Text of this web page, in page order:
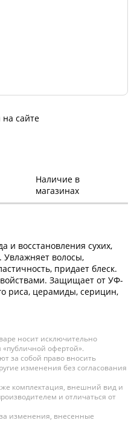
сайте
Наличие в
магазинах
и восстановления сухих,
Увлажняет волосы,
придает блеск.
Защищает от УФ-
риса, церамиды, серицин,
носит исключительно
офертой».
за собой право вносить
изменения без согласования
комплектация, внешний вид и
и отличаться от
изменения, внесенные